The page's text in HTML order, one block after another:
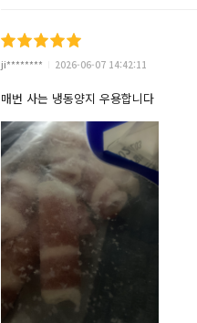
ji******** 2026-06-07 14:42:11
매번 사는 냉동양지 우용합니다